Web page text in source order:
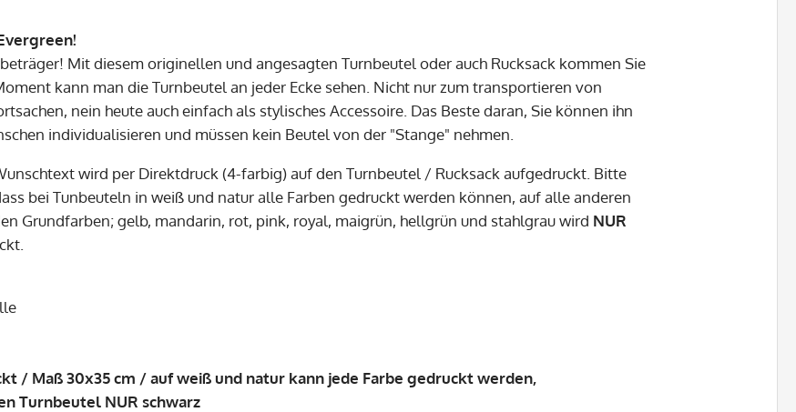
Mit diesem originellen und angesagten Turnbeutel oder auch Rucksack kommen Sie
kann man die Turnbeutel an jeder Ecke sehen. Nicht nur zum transportieren von
nein heute auch einfach als stylisches Accessoire. Das Beste daran, Sie können ihn
individualisieren und müssen kein Beutel von der "Stange" nehmen.
wird per Direktdruck (4-farbig) auf den Turnbeutel / Rucksack aufgedruckt. Bitte
bei Tunbeuteln in weiß und natur alle Farben gedruckt werden können, auf alle anderen
Grundfarben; gelb, mandarin, rot, pink, royal, maigrün, hellgrün und stahlgrau wird NUR
/ Maß 30x35 cm / auf weiß und natur kann jede Farbe gedruckt werden,
Turnbeutel NUR schwarz